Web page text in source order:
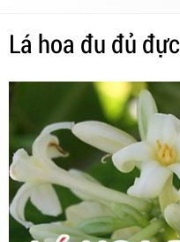
Lá hoa đu đủ đực